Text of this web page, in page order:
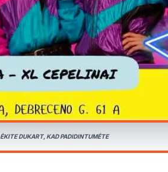
DUKART, KAD PADIDINTUMĖTE